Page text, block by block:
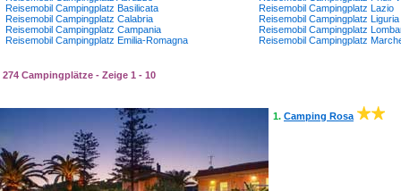
Reisemobil Campingplatz Basilicata
Reisemobil Campingplatz Calabria
Reisemobil Campingplatz Campania
Reisemobil Campingplatz Emilia-Romagna
Reisemobil Campingplatz Lazio
Reisemobil Campingplatz Liguria
Reisemobil Campingplatz
Reisemobil Campingplatz
274 Campingplätze - Zeige 1 - 10
1. Camping Rosa